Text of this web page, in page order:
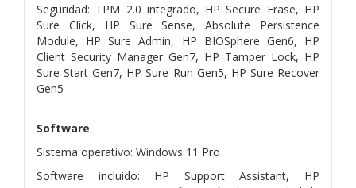
Seguridad: TPM 2.0 integrado, HP Secure Erase, HP
Sure Click, HP Sure Sense, Absolute Persistence
Module, HP Sure Admin, HP BIOSphere Gen6, HP
Client Security Manager Gen7, HP Tamper Lock, HP
Sure Start Gen7, HP Sure Run Gen5, HP Sure Recover
Gen5
Software
Sistema operativo: Windows 11 Pro
Software incluido: HP Support Assistant, HP